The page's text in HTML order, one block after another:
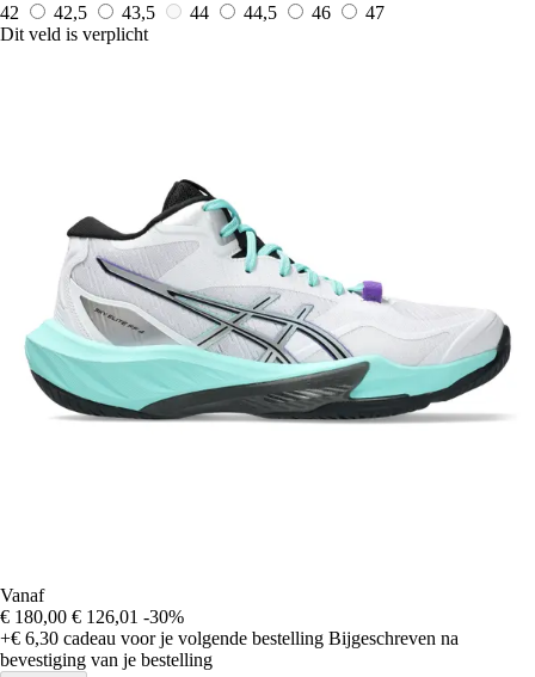
42
42,5 43,5 44 44,5 46
47
Dit veld is verplicht
Vanaf
€ 180,00 € 126,01 -30%
+€ 6,30 cadeau voor je volgende bestelling Bijgeschreven na
bevestiging van je bestelling